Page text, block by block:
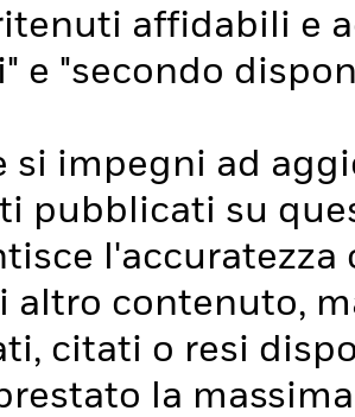
affidabili e
e "secondo
si impegni ad
pubblicati su
altro contenuto,
citati o resi
la